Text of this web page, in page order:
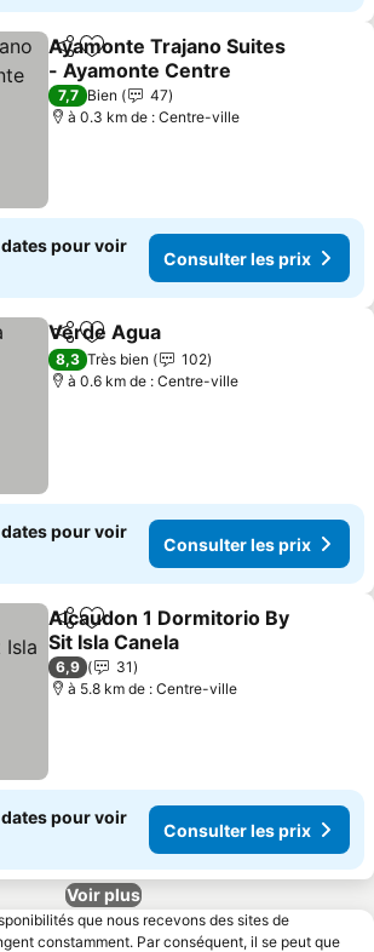
PartagerAjouter à mes favoris
Ayamonte Trajano Suites
- Ayamonte Centre
7,7 Bien
47
à 0.3 km de : Centre-ville
pour voir
Consulter les prix
PartagerAjouter à mes favoris
Verde Agua
8,3 Très bien
102
à 0.6 km de : Centre-ville
pour voir
Consulter les prix
PartagerAjouter à mes favoris
Alcaudon 1 Dormitorio By
Sit Isla Canela
6,9
31
à 5.8 km de : Centre-ville
pour voir
Consulter les prix
Voir plus
que nous recevons des sites de
constamment. Par conséquent, il se peut que